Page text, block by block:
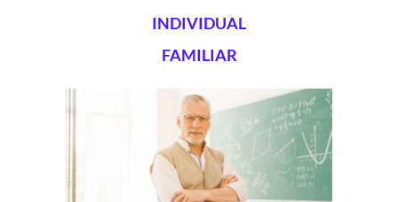
INDIVIDUAL
FAMILIAR